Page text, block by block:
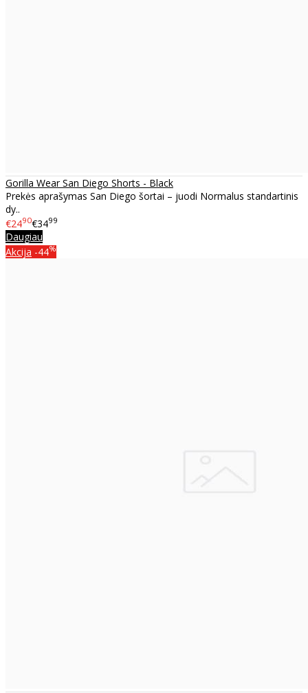
Gorilla Wear San Diego Shorts - Black
Prekės aprašymas San Diego šortai – juodi Normalus standartinis
dy..
€2490€3499
Daugiau
Akcija -44%